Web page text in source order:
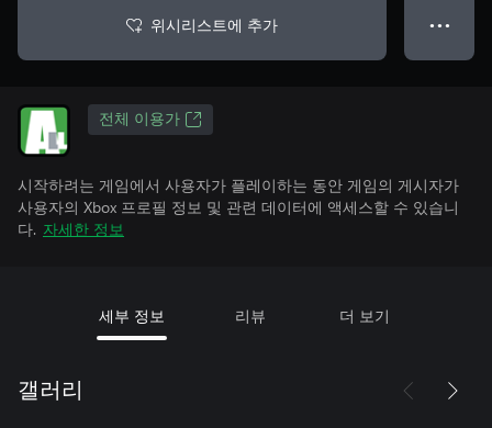
위시리스트에 추가 ● ● ●
전체 이용가
시작하려는 게임에서 사용자가 플레이하는 동안 게임의 게시자가
사용자의 Xbox 프로필 정보 및 관련 데이터에 액세스할 수 있습니
다. 자세한 정보
세부 정보 리뷰 더 보기
갤러리